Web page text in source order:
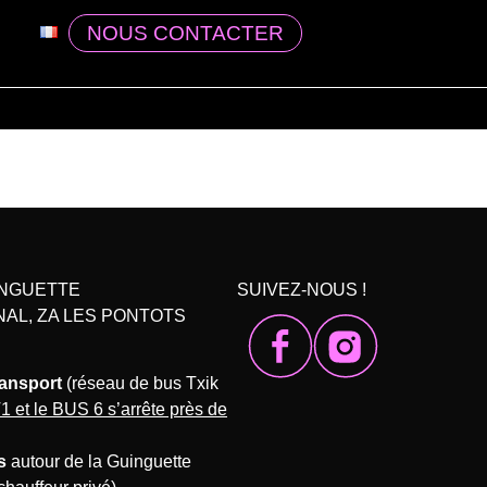
NOUS CONTACTER
ZA LES PONTOTS
(réseau de bus Txik
et le BUS 6 s’arrête près de
autour de la Guinguette
SUIVEZ-NOUS !